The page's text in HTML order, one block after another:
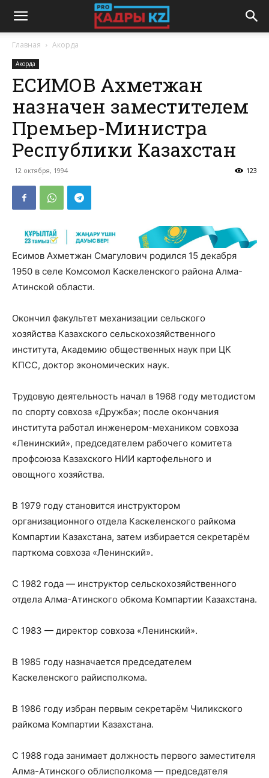
Главная Акорда
Акорда
ЕСИМОВ Ахметжан
назначен заместителем
Премьер-Министра
Республики Казахстан
12 октября, 1994 123
Есимов Ахметжан Смагулович родился 15 декабря
1950 в селе Комсомол Каскеленского района Алма-
Атинской области.
Окончил факультет механизации сельского
хозяйства Казахского сельскохозяйственного
института, Академию общественных наук при ЦК
КПСС, доктор экономических наук.
Трудовую деятельность начал в 1968 году методистом
по спорту совхоза «Дружба»; после окончания
института работал инженером-механиком совхоза
«Ленинский», председателем рабочего комитета
профсоюза Казахского НИИ картофельного и
овощного хозяйства.
В 1979 году становится инструктором
организационного отдела Каскеленского райкома
Компартии Казахстана, затем избирается секретарём
парткома совхоза «Ленинский».
С 1982 года — инструктор сельскохозяйственного
отдела Алма-Атинского обкома Компартии Казахстана.
С 1983 — директор совхоза «Ленинский».
В 1985 году назначается председателем
Каскеленского райисполкома.
В 1986 году избран первым секретарём Чиликского
райкома Компартии Казахстана.
С 1988 года занимает должность первого заместителя
Алма-Атинского облисполкома — председателя